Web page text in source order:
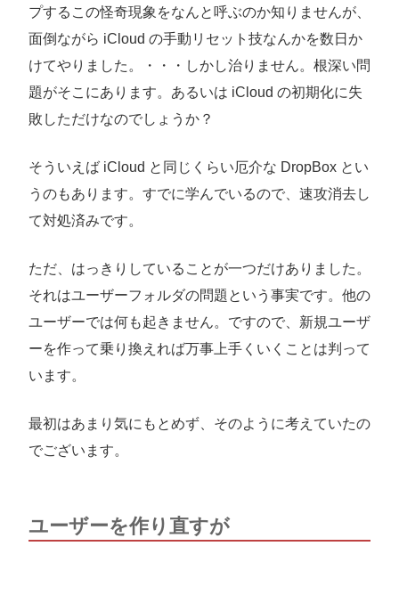
プするこの怪奇現象をなんと呼ぶのか知りませんが、
面倒ながら iCloud の手動リセット技なんかを数日か
けてやりました。・・・しかし治りません。根深い問
題がそこにあります。あるいは iCloud の初期化に失
敗しただけなのでしょうか？
そういえば iCloud と同じくらい厄介な DropBox とい
うのもあります。すでに学んでいるので、速攻消去し
て対処済みです。
ただ、はっきりしていることが一つだけありました。
それはユーザーフォルダの問題という事実です。他の
ユーザーでは何も起きません。ですので、新規ユーザ
ーを作って乗り換えれば万事上手くいくことは判って
います。
最初はあまり気にもとめず、そのように考えていたの
でございます。
ユーザーを作り直すが